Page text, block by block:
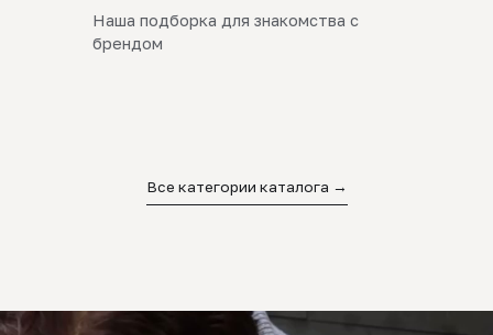
Наша подборка для знакомства с
брендом
Новинки
SALE
Все категории каталога →